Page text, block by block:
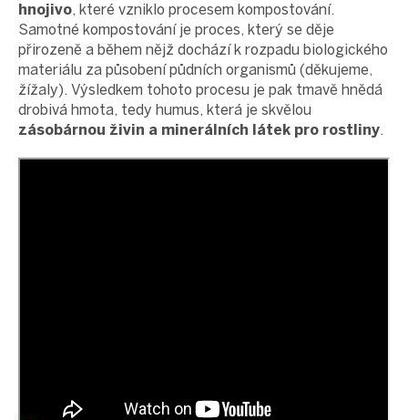
hnojivo, které vzniklo procesem kompostování.
Samotné kompostování je proces, který se děje
přirozeně a během nějž dochází k rozpadu biologického
materiálu za působení půdních organismů (děkujeme,
žížaly). Výsledkem tohoto procesu je pak tmavě hnědá
drobivá hmota, tedy humus, která je skvělou
zásobárnou živin a minerálních látek pro rostliny.